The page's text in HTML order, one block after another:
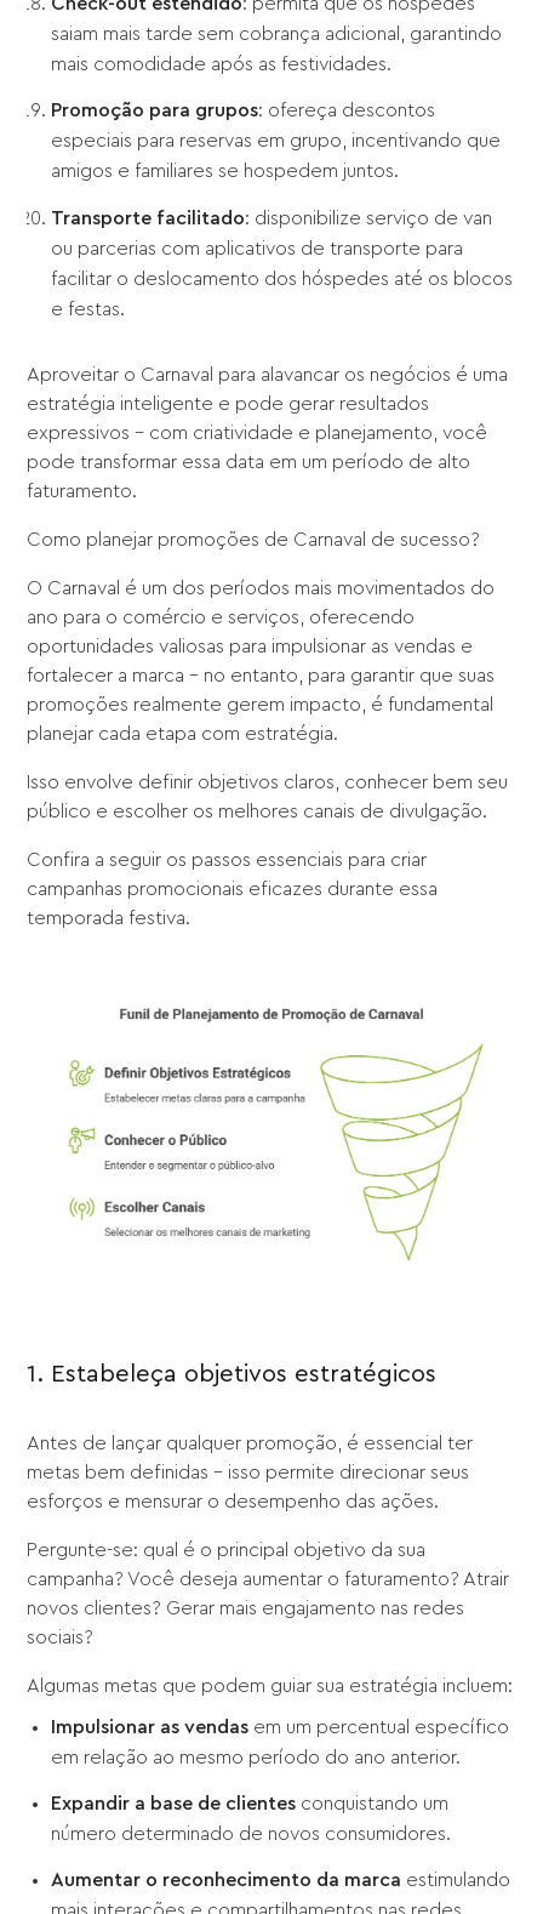
saiam mais tarde sem cobrança adicional, garantindo
mais comodidade após as festividades.
Promoção para grupos: ofereça descontos
especiais para reservas em grupo, incentivando que
amigos e familiares se hospedem juntos.
Transporte facilitado: disponibilize serviço de van
ou parcerias com aplicativos de transporte para
facilitar o deslocamento dos hóspedes até os blocos
e festas.
Aproveitar o Carnaval para alavancar os negócios é uma
estratégia inteligente e pode gerar resultados
expressivos – com criatividade e planejamento, você
pode transformar essa data em um período de alto
faturamento.
Como planejar promoções de Carnaval de sucesso?
O Carnaval é um dos períodos mais movimentados do
ano para o comércio e serviços, oferecendo
oportunidades valiosas para impulsionar as vendas e
fortalecer a marca – no entanto, para garantir que suas
promoções realmente gerem impacto, é fundamental
planejar cada etapa com estratégia.
Isso envolve definir objetivos claros, conhecer bem seu
público e escolher os melhores canais de divulgação.
Confira a seguir os passos essenciais para criar
campanhas promocionais eficazes durante essa
temporada festiva.
1. Estabeleça objetivos estratégicos
Antes de lançar qualquer promoção, é essencial ter
metas bem definidas – isso permite direcionar seus
esforços e mensurar o desempenho das ações.
Pergunte-se: qual é o principal objetivo da sua
campanha? Você deseja aumentar o faturamento? Atrair
novos clientes? Gerar mais engajamento nas redes
sociais?
Algumas metas que podem guiar sua estratégia incluem:
Impulsionar as vendas em um percentual específico
em relação ao mesmo período do ano anterior.
Expandir a base de clientes conquistando um
número determinado de novos consumidores.
Aumentar o reconhecimento da marca estimulando